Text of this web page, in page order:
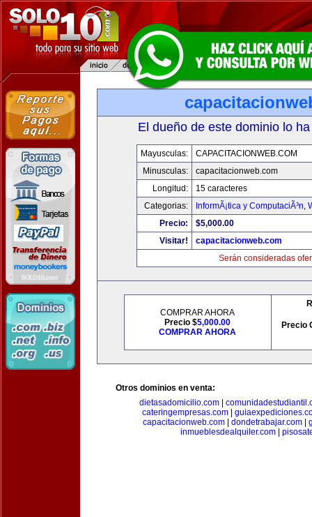
El dueño de este dominio lo
Mayusculas:
CAPACITACIONWEB.COM
Minusculas:
capacitacionweb.com
Longitud:
15 caracteres
Categorias:
InformÃ¡tica y ComputaciÃ³n,
Precio:
$5,000.00
Visitar!
capacitacionweb.com
Serán consideradas
COMPRAR AHORA
Precio $5,000.00
COMPRAR AHORA
Precio
Otros dominios en venta:
dietasadomicilio.com
cateringempresas.com|
capacitacionweb.com
dondetrabajar.com
inmueblesdealquiler.com